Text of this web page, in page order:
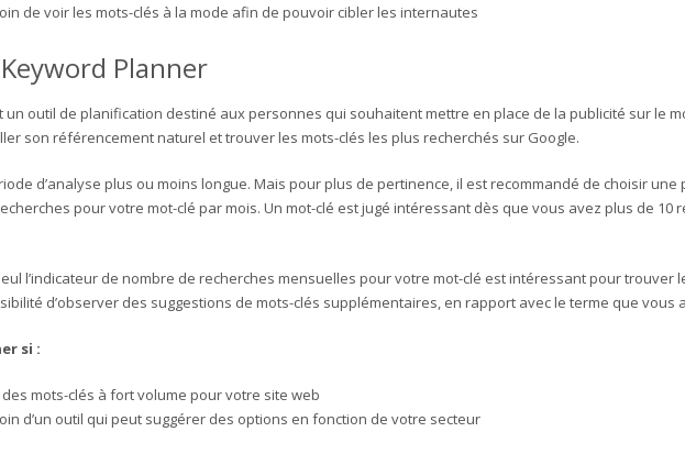
de voir les mots-clés à la mode afin de pouvoir cibler les internautes
Planner
un outil de planification destiné aux personnes qui souhaitent mettre en place de la publicité sur le
son référencement naturel et trouver les mots-clés les plus recherchés sur Google.
d’analyse plus ou moins longue. Mais pour plus de pertinence, il est recommandé de choisir une
pour votre mot-clé par mois. Un mot-clé est jugé intéressant dès que vous avez plus de
l’indicateur de nombre de recherches mensuelles pour votre mot-clé est intéressant pour trouver
d’observer des suggestions de mots-clés supplémentaires, en rapport avec le terme que vous
si :
mots-clés à fort volume pour votre site web
d’un outil qui peut suggérer des options en fonction de votre secteur